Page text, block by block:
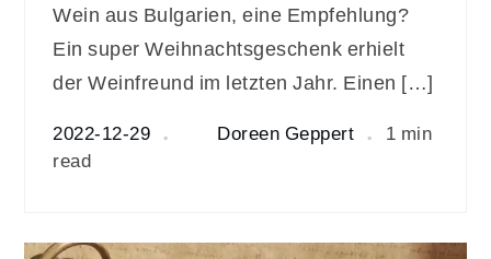
Wein aus Bulgarien, eine Empfehlung?
Ein super Weihnachtsgeschenk erhielt
der Weinfreund im letzten Jahr. Einen […]
2022-12-29 Doreen Geppert
1 min
read